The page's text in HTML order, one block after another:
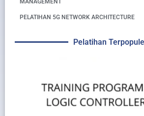
PELATIHAN 5G NETWORK ARCHITECTURE
Pelatihan